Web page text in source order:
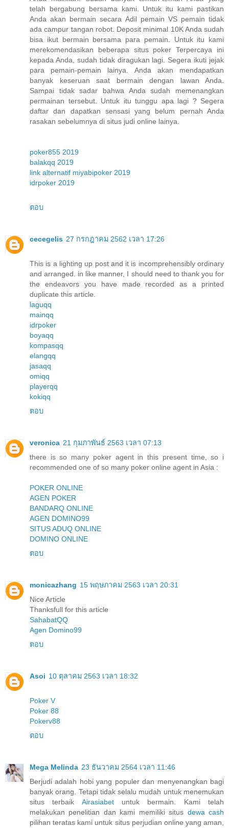
telah bergabung bersama kami. Untuk itu kami pastikan
Anda akan bermain secara Adil pemain VS pemain tidak
ada campur tangan robot. Deposit minimal 10K Anda sudah
bisa ikut bermain bersama para pemain. Untuk itu kami
merekomendasikan beberapa situs poker Terpercaya ini
kepada Anda, sudah tidak diragukan lagi. Segera ikuti jejak
para pemain-pemain lainya. Anda akan mendapatkan
banyak keseruan saat bermain dengan lawan Anda.
Sampai tidak sadar bahwa Anda sudah memenangkan
permainan tersebut. Untuk itu tunggu apa lagi ? Segera
daftar dan dapatkan sensasi yang belum pernah Anda
rasakan sebelumnya di situs judi online lainya.
poker855 2019
balakqq 2019
link alternatif miyabipoker 2019
idrpoker 2019
ตอบ
cecegelis 27 กรกฎาคม 2562 เวลา 17:26
This is a lighting up post and it is incomprehensibly ordinary
and arranged. in like manner, I should need to thank you for
the endeavors you have made recorded as a printed
duplicate this article.
laguqq
mainqq
idrpoker
boyaqq
kompasqq
elangqq
jasaqq
omiqq
playerqq
kokiqq
ตอบ
veronica 21 กุมภาพันธ์ 2563 เวลา 07:13
there is so many poker agent in this present time, so i
recommended one of so many poker online agent in Asia :
POKER ONLINE
AGEN POKER
BANDARQ ONLINE
AGEN DOMINO99
SITUS ADUQ ONLINE
DOMINO ONLINE
ตอบ
monicazhang 15 พฤษภาคม 2563 เวลา 20:31
Nice Article
Thanksfull for this article
SahabatQQ
Agen Domino99
ตอบ
Asoi 10 ตุลาคม 2563 เวลา 18:32
Poker V
Poker 88
Pokerv88
ตอบ
Mega Melinda 23 ธันวาคม 2564 เวลา 11:46
Berjudi adalah hobi yang populer dan menyenangkan bagi
banyak orang. Tetapi tidak selalu mudah untuk menemukan
situs terbaik Airasiabetuntuk bermain. Kami telah
melakukan penelitian dan kami memiliki situs dewa cash
pilihan teratas kami untuk situs perjudian online yang aman,